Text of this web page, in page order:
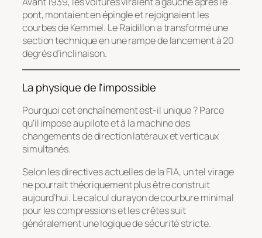
pont, montaient en épingle et rejoignaient les
courbes de Kemmel. Le Raidillon a transformé une
section technique en une rampe de lancement à 20
degrés d’inclinaison.
La physique de l’impossible
Pourquoi cet enchaînement est-il unique ? Parce
qu’il impose au pilote et à la machine des
changements de direction latéraux et verticaux
simultanés.
Selon les directives actuelles de la FIA, un tel virage
ne pourrait théoriquement plus être construit
aujourd’hui. Le calcul du rayon de courbure minimal
pour les compressions et les crêtes suit
généralement une logique de sécurité stricte.